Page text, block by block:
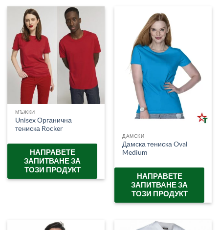
МЪЖКИ
Unisex Органична
тениска Rocker
НАПРАВЕТЕ
ЗАПИТВАНЕ ЗА
ТОЗИ ПРОДУКТ
ДАМСКИ
Дамска тениска Oval
Medium
НАПРАВЕТЕ
ЗАПИТВАНЕ ЗА
ТОЗИ ПРОДУКТ